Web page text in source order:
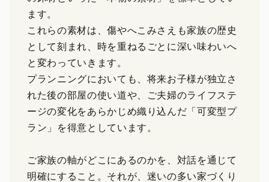
ます。
これらの素材は、傷やへこみさえも家族の歴史
として刻まれ、時を重ねるごとに深い味わいへ
と変わっていきます。
プランニングにおいても、将来お子様が独立さ
れた後の部屋の使い道や、ご夫婦のライフステ
ージの変化をあらかじめ織り込んだ「可変型プ
ラン」を得意としています。
ご家族の軸がどこにあるのかを、対話を通じて
明確にすること。それが、迷いの多い家づくり